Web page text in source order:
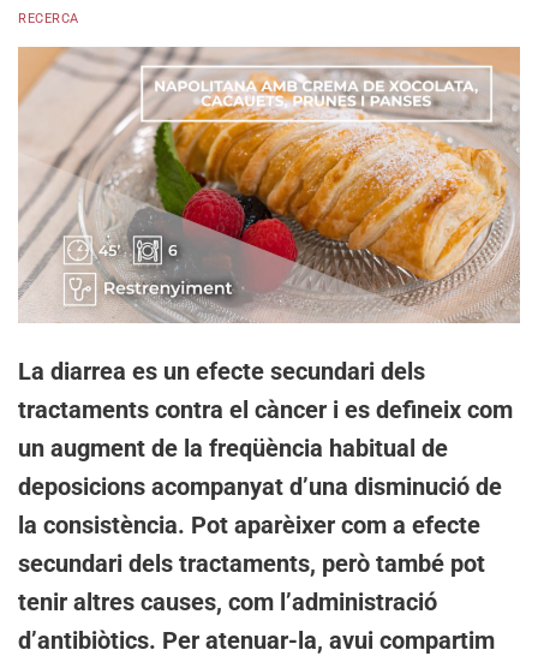
RECERCA
La diarrea es un efecte secundari dels
tractaments contra el càncer i es defineix com
un augment de la freqüència habitual de
deposicions acompanyat d’una disminució de
la consistència. Pot aparèixer com a efecte
secundari dels tractaments, però també pot
tenir altres causes, com l’administració
d’antibiòtics. Per atenuar-la, avui compartim